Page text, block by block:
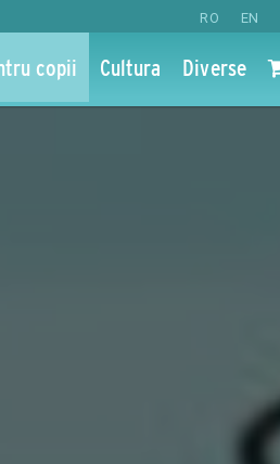
RO EN
copii Cultura Diverse